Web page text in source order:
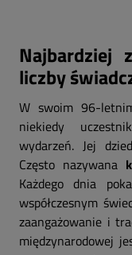
Najbardziej
liczby
W swoim 96-
niekiedy
wydarzeń. Jej
Często nazywana
Każdego dnia
współczesnym
zaangażowanie i
międzynarodowej